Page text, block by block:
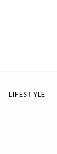
LIFESTYLE